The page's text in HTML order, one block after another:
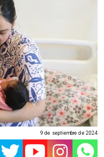
9 de septiembre de 2024